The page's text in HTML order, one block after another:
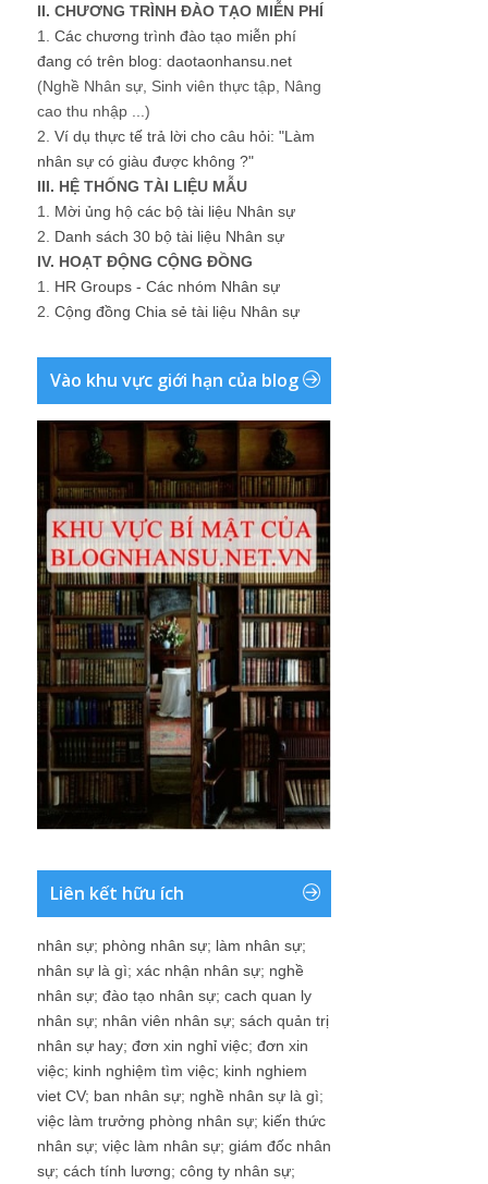
II. CHƯƠNG TRÌNH ĐÀO TẠO MIỄN PHÍ
1. Các chương trình đào tạo miễn phí
đang có trên blog: daotaonhansu.net
(Nghề Nhân sự, Sinh viên thực tập, Nâng
cao thu nhập ...)
2. Ví dụ thực tế trả lời cho câu hỏi: "Làm
nhân sự có giàu được không ?"
III. HỆ THỐNG TÀI LIỆU MẪU
1. Mời ủng hộ các bộ tài liệu Nhân sự
2. Danh sách 30 bộ tài liệu Nhân sự
IV. HOẠT ĐỘNG CỘNG ĐỒNG
1. HR Groups - Các nhóm Nhân sự
2. Cộng đồng Chia sẻ tài liệu Nhân sự
Vào khu vực giới hạn của blog
Liên kết hữu ích
nhân sự; phòng nhân sự; làm nhân sự;
nhân sự là gì; xác nhận nhân sự; nghề
nhân sự; đào tạo nhân sự; cach quan ly
nhân sự; nhân viên nhân sự; sách quản trị
nhân sự hay; đơn xin nghỉ việc; đơn xin
việc; kinh nghiệm tìm việc; kinh nghiem
viet CV; ban nhân sự; nghề nhân sự là gì;
việc làm trưởng phòng nhân sự; kiến thức
nhân sự; việc làm nhân sự; giám đốc nhân
sự; cách tính lương; công ty nhân sự;